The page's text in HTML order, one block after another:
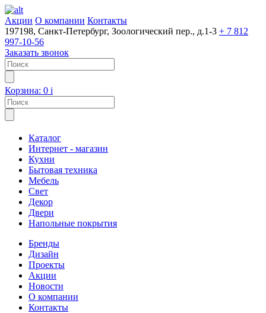
Акции О компании Контакты
197198, Санкт-Петербург, Зоологический пер., д.1-3 + 7 812
997-10-56
Заказать звонок
Корзина: 0 i
Каталог
Интернет - магазин
Кухни
Бытовая техника
Мебель
Свет
Декор
Двери
Напольные покрытия
Бренды
Дизайн
Проекты
Акции
Новости
О компании
Контакты